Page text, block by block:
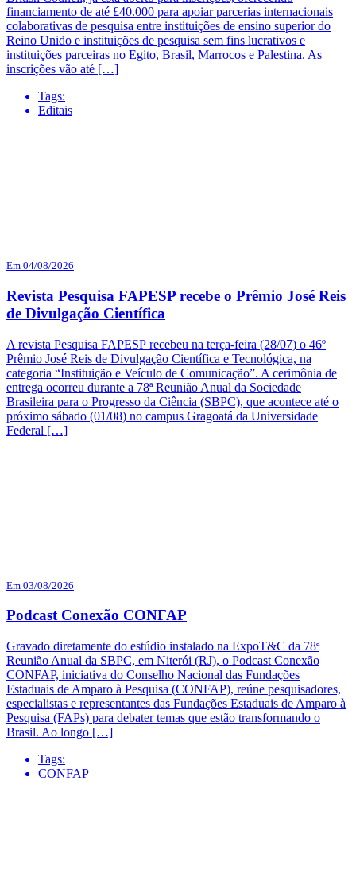
financiamento de até £40.000 para apoiar parcerias internacionais
colaborativas de pesquisa entre instituições de ensino superior do
Reino Unido e instituições de pesquisa sem fins lucrativos e
instituições parceiras no Egito, Brasil, Marrocos e Palestina. As
inscrições vão até […]
Tags:
Editais
Em 04/08/2026
Revista Pesquisa FAPESP recebe o Prêmio José Reis
de Divulgação Científica
A revista Pesquisa FAPESP recebeu na terça-feira (28/07) o 46º
Prêmio José Reis de Divulgação Científica e Tecnológica, na
categoria “Instituição e Veículo de Comunicação”. A cerimônia de
entrega ocorreu durante a 78ª Reunião Anual da Sociedade
Brasileira para o Progresso da Ciência (SBPC), que acontece até o
próximo sábado (01/08) no campus Gragoatá da Universidade
Federal […]
Em 03/08/2026
Podcast Conexão CONFAP
Gravado diretamente do estúdio instalado na ExpoT&C da 78ª
Reunião Anual da SBPC, em Niterói (RJ), o Podcast Conexão
CONFAP, iniciativa do Conselho Nacional das Fundações
Estaduais de Amparo à Pesquisa (CONFAP), reúne pesquisadores,
especialistas e representantes das Fundações Estaduais de Amparo à
Pesquisa (FAPs) para debater temas que estão transformando o
Brasil. Ao longo […]
Tags:
CONFAP